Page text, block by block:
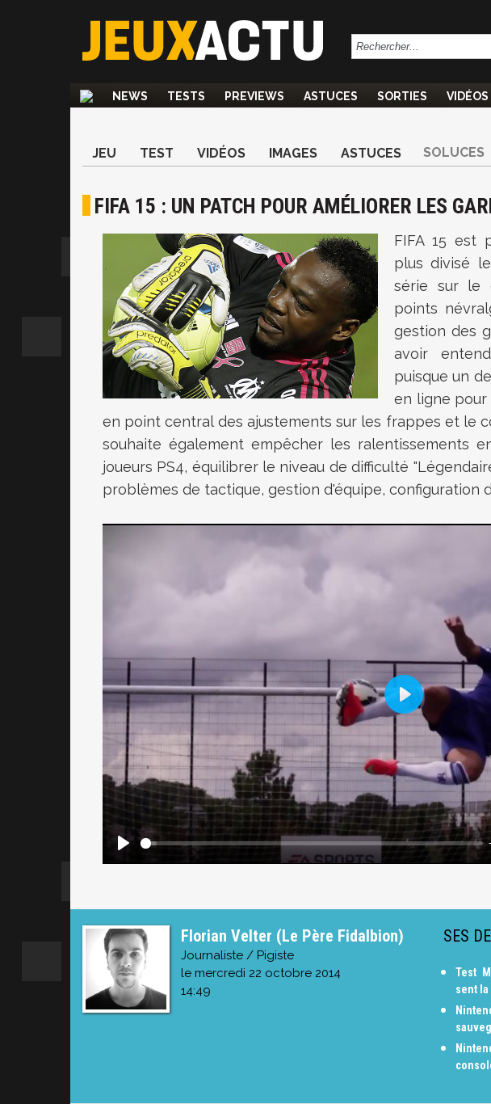
NEWS TESTS PREVIEWS ASTUCES SORTIES VIDÉOS
JEU TEST VIDÉOS IMAGES ASTUCES SOLUCES
FIFA 15 : UN PATCH POUR AMÉLIORER LES
FIFA 15 est
plus divisé
série sur le
points
gestion des
avoir
puisque un
en ligne
en point central des ajustements sur les frappes et le
souhaite également empêcher les ralentissements
joueurs PS4, équilibrer le niveau de difficulté
problèmes de tactique, gestion d'équipe, configuration
Florian Velter (Le Père Fidalbion)
Journaliste / Pigiste
le mercredi 22 octobre 2014
14:49
SES
Test
sent